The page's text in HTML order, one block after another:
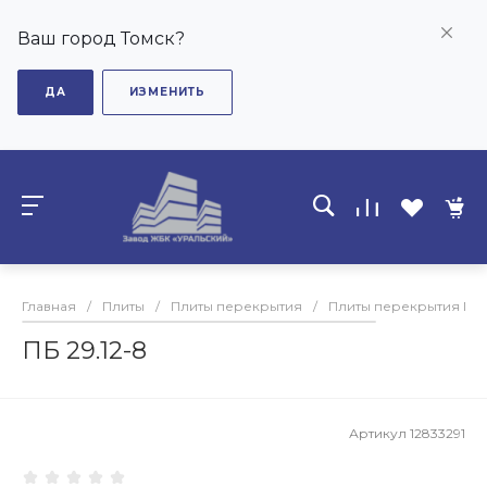
Ваш город Томск?
ДА ИЗМЕНИТЬ
Главная / Плиты / Плиты перекрытия / Плиты перекрытия ПБ
ПБ 29.12-8
Артикул 12833291